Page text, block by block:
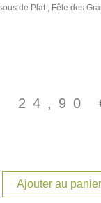
de Plat , Fête des
24,90
Ajouter au panier